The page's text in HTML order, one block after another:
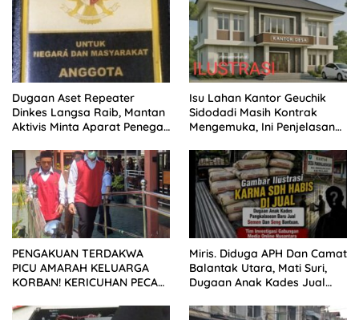
Dugaan Aset Repeater
Dinkes Langsa Raib, Mantan
Aktivis Minta Aparat Penegak
Isu Lahan Kantor Geuchik
Sidodadi Masih Kontrak
Mengemuka, Ini Penjelasan
PENGAKUAN TERDAKWA
PICU AMARAH KELUARGA
KORBAN! KERICUHAN PECAH
DITUNDA
Miris. Diduga APH Dan Camat
Balantak Utara, Mati Suri,
Dugaan Anak Kades Jual